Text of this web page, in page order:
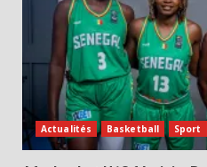
Actualités Basketball Sport